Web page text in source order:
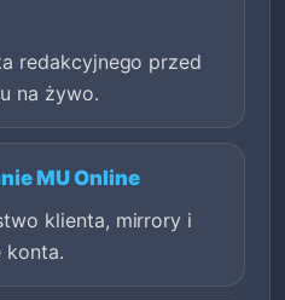
redakcyjnego przed
na żywo.
MU Online
klienta, mirrory i
konta.